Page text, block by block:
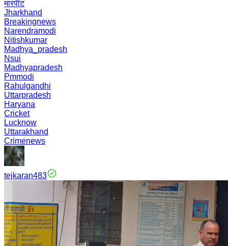
मारपीट
Jharkhand
Breakingnews
Narendramodi
Nitishkumar
Madhya_pradesh
Nsui
Madhyapradesh
Pmmodi
Rahulgandhi
Uttarpradesh
Haryana
Cricket
Lucknow
Uttarakhand
Crimenews
tejkaran483